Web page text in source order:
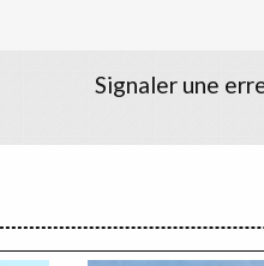
Signaler une